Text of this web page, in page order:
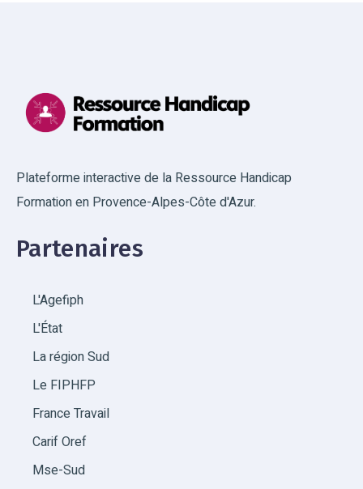
Plateforme interactive de la Ressource Handicap
Formation en Provence-Alpes-Côte d'Azur.
Partenaires
L'Agefiph
L'État
La région Sud
Le FIPHFP
France Travail
Carif Oref
Mse-Sud